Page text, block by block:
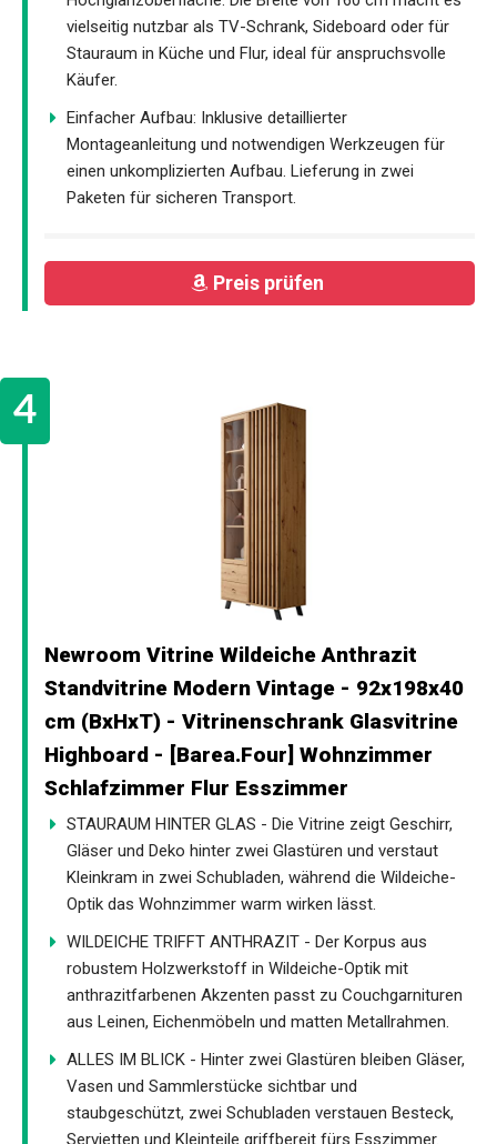
vielseitig nutzbar als TV-Schrank, Sideboard oder für
Stauraum in Küche und Flur, ideal für anspruchsvolle
Käufer.
Einfacher Aufbau: Inklusive detaillierter
Montageanleitung und notwendigen Werkzeugen für
einen unkomplizierten Aufbau. Lieferung in zwei
Paketen für sicheren Transport.
Preis prüfen
Newroom Vitrine Wildeiche Anthrazit
Standvitrine Modern Vintage - 92x198x40
cm (BxHxT) - Vitrinenschrank Glasvitrine
Highboard - [Barea.Four] Wohnzimmer
Schlafzimmer Flur Esszimmer
STAURAUM HINTER GLAS - Die Vitrine zeigt Geschirr,
Gläser und Deko hinter zwei Glastüren und verstaut
Kleinkram in zwei Schubladen, während die Wildeiche-
Optik das Wohnzimmer warm wirken lässt.
WILDEICHE TRIFFT ANTHRAZIT - Der Korpus aus
robustem Holzwerkstoff in Wildeiche-Optik mit
anthrazitfarbenen Akzenten passt zu Couchgarnituren
aus Leinen, Eichenmöbeln und matten Metallrahmen.
ALLES IM BLICK - Hinter zwei Glastüren bleiben Gläser,
Vasen und Sammlerstücke sichtbar und
staubgeschützt, zwei Schubladen verstauen Besteck,
Servietten und Kleinteile griffbereit fürs Esszimmer.